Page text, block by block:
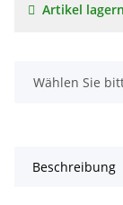
Artikel
x
Wählen Sie
Beschreibung